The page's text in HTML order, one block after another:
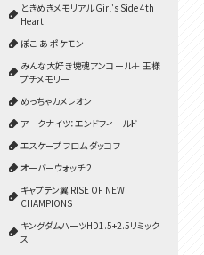
ときめきメモリアル Girl's Side 4th
Heart
ぽこ あ ポケモン
みんな大好き塊魂アンコール＋ 王様
プチメモリー
めっちゃカメレオン
アークナイツ：エンドフィールド
エスケープ フロム ダッコフ
オーバーウォッチ 2
キャプテン翼 RISE OF NEW
CHAMPIONS
キングダムハーツHD1.5+2.5リミック
ス